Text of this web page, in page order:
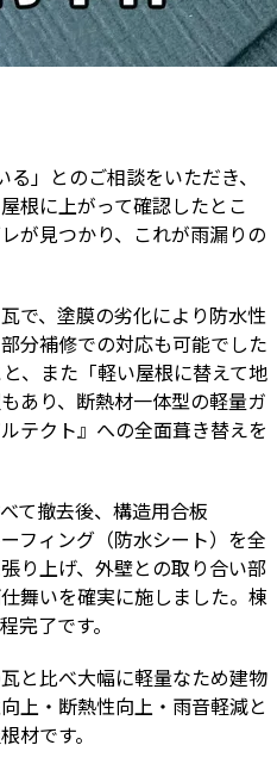
」とのご相談をいただき、
根に上がって確認したとこ
が見つかり、これが雨漏りの
で、塗膜の劣化により防水性
分補修での対応も可能でした
、また「軽い屋根に替えて地
あり、断熱材一体型の軽量ガ
テクト』への全面葺き替えを
て撤去後、構造用合板
フィング（防水シート）を全
り上げ、外壁との取り合い部
舞いを確実に施しました。棟
完了です。
と比べ大幅に軽量なため建物
上・断熱性向上・雨音軽減と
材です。